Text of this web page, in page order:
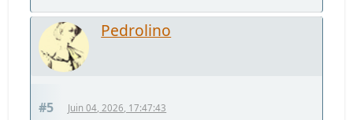
Pedrolino
#5 Juin 04, 2026, 17:47:43